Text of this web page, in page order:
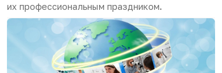
их профессиональным праздником.